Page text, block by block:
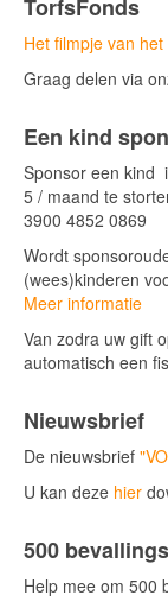
TorfsFonds
Het filmpje van
Graag delen via
Een kind
Sponsor een kind
5 / maand te
3900 4852 0869
Wordt
(wees)kinderen
Meer informatie
Van zodra uw gift
automatisch een
Nieuwsbrief
De nieuwsbrief
U kan deze hier
500
Help mee om 500